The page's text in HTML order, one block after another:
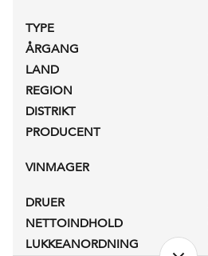
TYPE
ÅRGANG
LAND
REGION
DISTRIKT
PRODUCENT
VINMAGER
DRUER
NETTOINDHOLD
LUKKEANORDNING